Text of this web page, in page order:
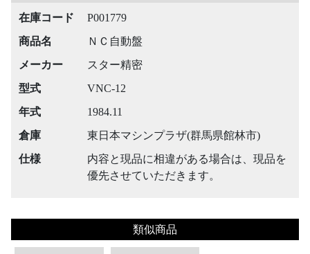
在庫コード
P001779
商品名
ＮＣ自動盤
メーカー
スター精密
型式
VNC-12
年式
1984.11
倉庫
東日本マシンプラザ(群馬県館林市)
仕様
内容と現品に相違がある場合は、現品を
優先させていただきます。
類似商品